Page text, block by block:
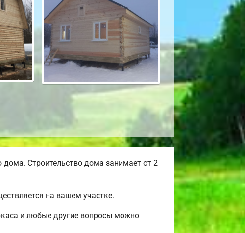
Строительство дома занимает от 2
на вашем участке.
и любые другие вопросы можно